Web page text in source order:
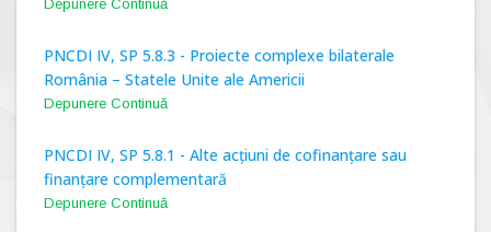
Depunere Continuă
PNCDI IV, SP 5.8.3 - Proiecte complexe bilaterale
România – Statele Unite ale Americii
Depunere Continuă
PNCDI IV, SP 5.8.1 - Alte acțiuni de cofinanțare sau
finanțare complementară
Depunere Continuă